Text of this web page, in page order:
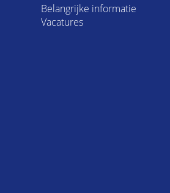
Belangrijke informatie
Vacatures